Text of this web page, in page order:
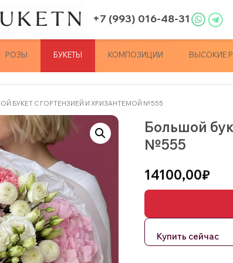
+7 (993) 016-48-31
РОЗЫ БУКЕТЫ КОМПОЗИЦИИ ВЫСОКИЕ
БУКЕТ С ГОРТЕНЗИЕЙ И ХРИЗАНТЕМОЙ №555
Большой
№555
14100,00₽